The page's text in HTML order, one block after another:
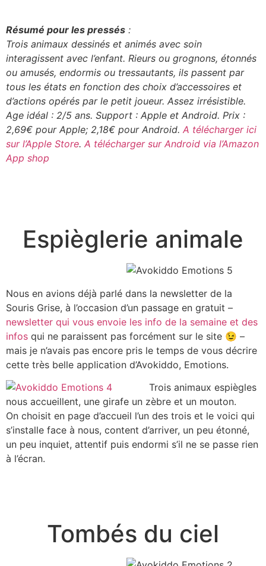
Résumé pour les pressés :
Trois animaux dessinés et animés avec soin
interagissent avec l’enfant. Rieurs ou grognons, étonnés
ou amusés, endormis ou tressautants, ils passent par
tous les états en fonction des choix d’accessoires et
d’actions opérés par le petit joueur. Assez irrésistible.
Age idéal : 2/5 ans. Support : Apple et Android. Prix :
2,69€ pour Apple; 2,18€ pour Android. A télécharger ici
sur l’Apple Store. A télécharger sur Android via l’Amazon
App shop
Espièglerie animale
Nous en avions déjà parlé dans la newsletter de la
Souris Grise, à l’occasion d’un passage en gratuit –
newsletter qui vous envoie les info de la semaine et des
infos qui ne paraissent pas forcément sur le site 😉 –
mais je n’avais pas encore pris le temps de vous décrire
cette très belle application d’Avokiddo, Emotions.
Trois animaux espiègles
nous accueillent, une girafe un zèbre et un mouton.
On choisit en page d’accueil l’un des trois et le voici qui
s’installe face à nous, content d’arriver, un peu étonné,
un peu inquiet, attentif puis endormi s’il ne se passe rien
à l’écran.
Tombés du ciel